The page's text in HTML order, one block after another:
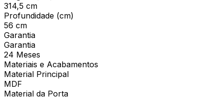
314,5 cm
Profundidade (cm)
56 cm
Garantia
Garantia
24 Meses
Materiais e Acabamentos
Material Principal
MDF
Material da Porta